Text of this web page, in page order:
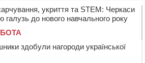
укриття та STEM: Черкаси
галузь до нового навчального року
здобули нагороди української